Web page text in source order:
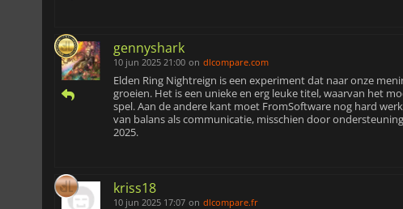
gennyshark
10 jun 2025 21:00 on dlcompare.com
Elden Ring Nightreign is een experiment dat naar onze
groeien. Het is een unieke en erg leuke titel, waarvan het
spel. Aan de andere kant moet FromSoftware nog hard
van balans als communicatie, misschien door
2025.
kriss18
10 jun 2025 17:07 on dlcompare.fr